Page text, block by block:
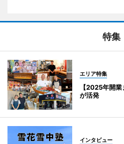
特集
エリア特集
【2025年開
が活発
インタビュー